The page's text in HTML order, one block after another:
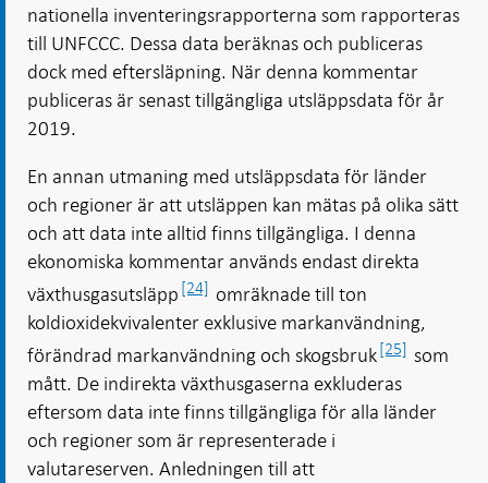
nationella inventeringsrapporterna som rapporteras
till UNFCCC. Dessa data beräknas och publiceras
dock med eftersläpning. När denna kommentar
publiceras är senast tillgängliga utsläppsdata för år
2019.
En annan utmaning med utsläppsdata för länder
och regioner är att utsläppen kan mätas på olika sätt
och att data inte alltid finns tillgängliga. I denna
ekonomiska kommentar används endast direkta
växthusgasutsläpp [24] omräknade till ton
koldioxidekvivalenter exklusive markanvändning,
förändrad markanvändning och skogsbruk[25] som
mått. De indirekta växthusgaserna exkluderas
eftersom data inte finns tillgängliga för alla länder
och regioner som är representerade i
valutareserven. Anledningen till att